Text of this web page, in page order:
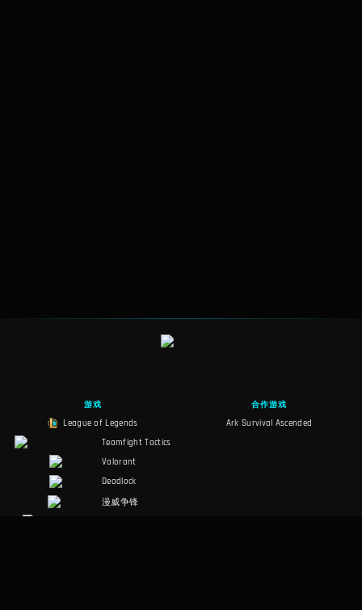
游戏
League of Legends
Teamfight Tactics
Valorant
Deadlock
漫威争锋
合作游戏
Ark Survival Ascended